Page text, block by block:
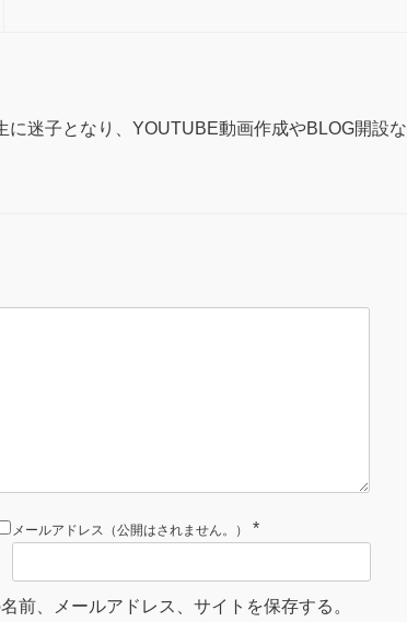
に迷子となり、YOUTUBE動画作成やBLOG開設な
メールアドレス（公開はされません。） *
前、メールアドレス、サイトを保存する。